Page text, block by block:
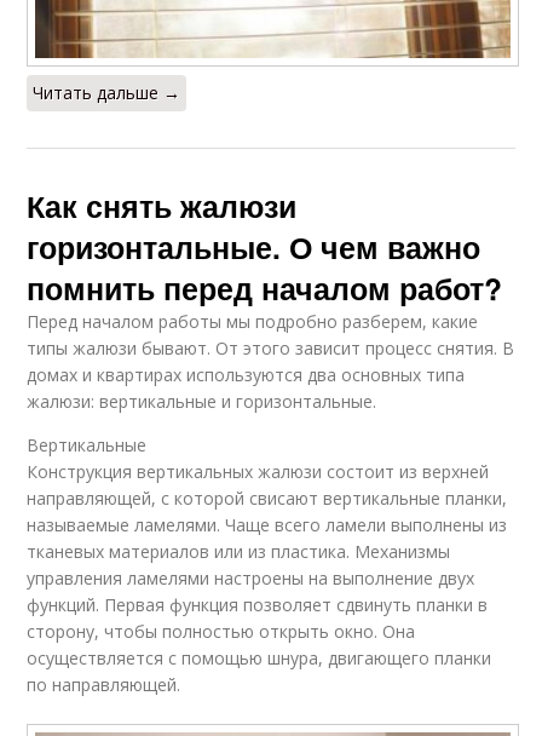
Читать дальше →
Как снять жалюзи
горизонтальные. О чем важно
помнить перед началом работ?
Перед началом работы мы подробно разберем, какие
типы жалюзи бывают. От этого зависит процесс снятия. В
домах и квартирах используются два основных типа
жалюзи: вертикальные и горизонтальные.
Вертикальные
Конструкция вертикальных жалюзи состоит из верхней
направляющей, с которой свисают вертикальные планки,
называемые ламелями. Чаще всего ламели выполнены из
тканевых материалов или из пластика. Механизмы
управления ламелями настроены на выполнение двух
функций. Первая функция позволяет сдвинуть планки в
сторону, чтобы полностью открыть окно. Она
осуществляется с помощью шнура, двигающего планки
по направляющей.